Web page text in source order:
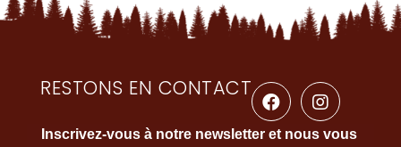
RESTONS EN CONTACT
Inscrivez-vous à notre newsletter et nous vous